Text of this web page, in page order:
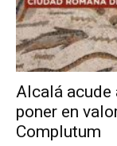
Alcalá acude
poner en
Complutum